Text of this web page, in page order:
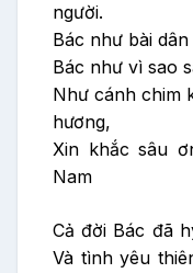
người.
Bác như bài
Bác như vì sao
Như cánh chim
hương,
Xin khắc sâu
Nam
Cả đời Bác đã
Và tình yêu